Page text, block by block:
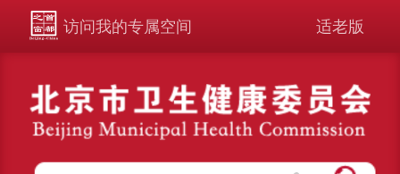
访问我的专属空间 适老版